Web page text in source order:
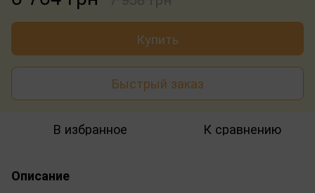
Купить
Быстрый заказ
В избранное К сравнению
Описание